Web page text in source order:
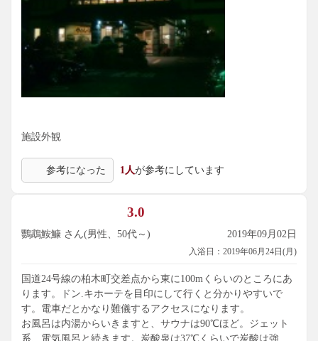
施設外観
参考になった 1人が参考にしています
3.0
鸚鵡鮟鱇 さん(男性、50代～) 2019年09月02日
入浴日：2019年06月24日(月)
国道24号線の柏木町交差点から東に100mくらいのところにあ
ります。ドン.キホーテを目印にして行くと分かりやすいで
す。電車だとかなり難儀するアクセスになります。
お風呂は内湯からいきますと、サウナは90℃ほど。ジェット
系、電気風呂と続きます。炭酸泉は37℃くらいで炭酸は強